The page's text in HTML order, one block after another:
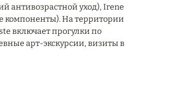
антивозрастной уход), Irene
компоненты). На территории
включает прогулки по
арт-экскурсии, визиты в